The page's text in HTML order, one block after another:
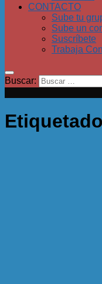
CONTACTO
Sube tu
Sube un
Suscríbete
Trabaja
Buscar: